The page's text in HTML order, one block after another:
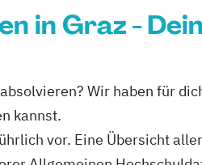
in Graz -
Wir haben für
kannst.
vor. Eine Übersicht